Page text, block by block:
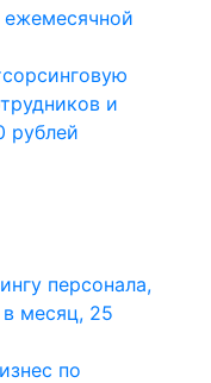
и
рублей
по